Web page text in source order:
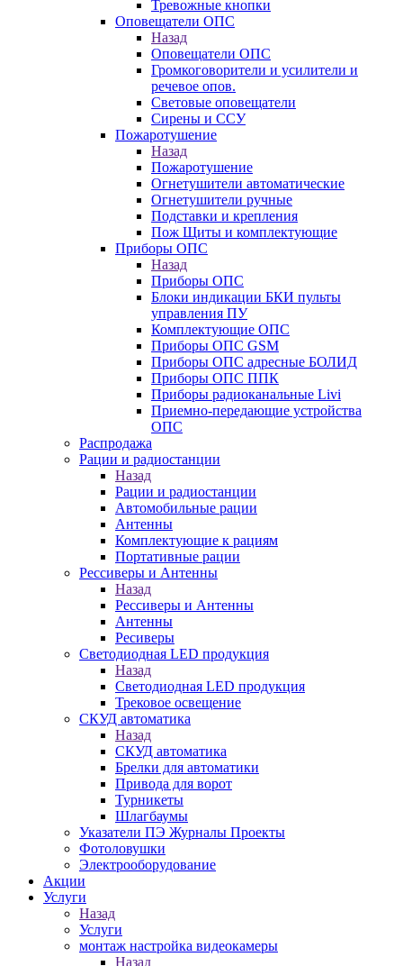
Тревожные кнопки
Оповещатели ОПС
Назад
Оповещатели ОПС
Громкоговорители и усилители и
речевое опов.
Световые оповещатели
Сирены и ССУ
Пожаротушение
Назад
Пожаротушение
Огнетушители автоматические
Огнетушители ручные
Подставки и крепления
Пож Щиты и комплектующие
Приборы ОПС
Назад
Приборы ОПС
Блоки индикации БКИ пульты
управления ПУ
Комплектующие ОПС
Приборы ОПС GSM
Приборы ОПС адресные БОЛИД
Приборы ОПС ППК
Приборы радиоканальные Livi
Приемно-передающие устройства
ОПС
Распродажа
Рации и радиостанции
Назад
Рации и радиостанции
Автомобильные рации
Антенны
Комплектующие к рациям
Портативные рации
Рессиверы и Антенны
Назад
Рессиверы и Антенны
Антенны
Ресиверы
Светодиодная LED продукция
Назад
Светодиодная LED продукция
Трековое освещение
СКУД автоматика
Назад
СКУД автоматика
Брелки для автоматики
Привода для ворот
Турникеты
Шлагбаумы
Указатели ПЭ Журналы Проекты
Фотоловушки
Электрооборудование
Акции
Услуги
Назад
Услуги
монтаж настройка видеокамеры
Назад